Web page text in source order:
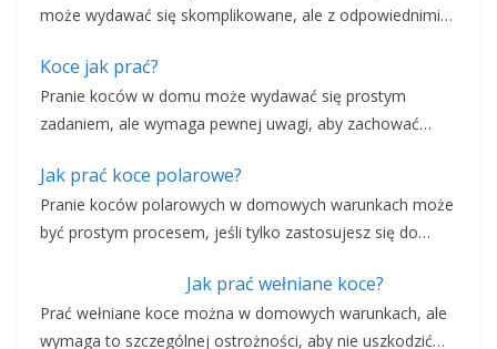
może wydawać się skomplikowane, ale z odpowiednimi…
Koce jak prać?
Pranie koców w domu może wydawać się prostym
zadaniem, ale wymaga pewnej uwagi, aby zachować…
Jak prać koce polarowe?
Pranie koców polarowych w domowych warunkach może
być prostym procesem, jeśli tylko zastosujesz się do…
Jak prać wełniane koce?
Prać wełniane koce można w domowych warunkach, ale
wymaga to szczególnej ostrożności, aby nie uszkodzić…